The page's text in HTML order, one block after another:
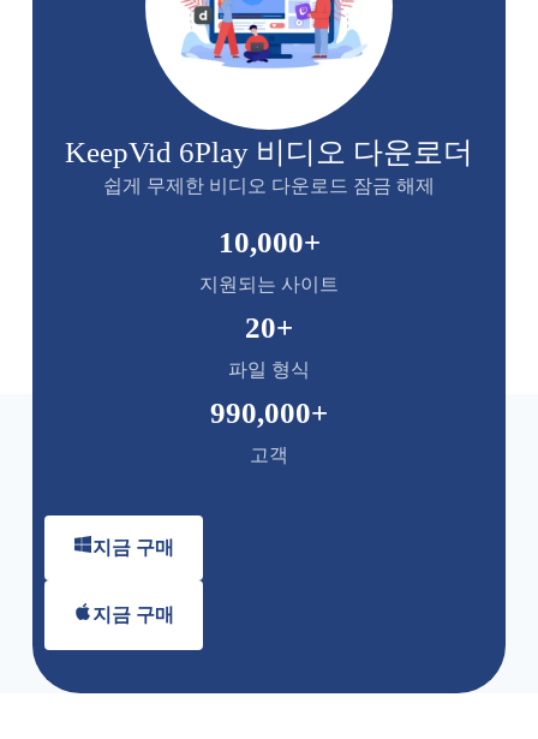
KeepVid 6Play 비디오 다운로더
쉽게 무제한 비디오 다운로드 잠금 해제
지원되는 사이트
10,000+
파일 형식
20+
고객
990,000+
지금 구매
지금 구매